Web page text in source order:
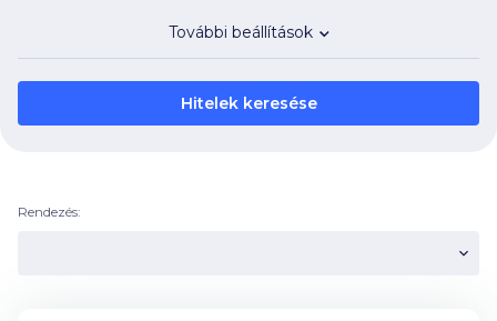
További beállítások
Hitelek keresése
Rendezés: